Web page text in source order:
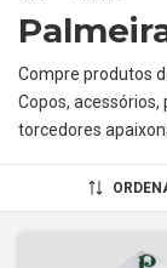
Compre produtos
Copos,
torcedores